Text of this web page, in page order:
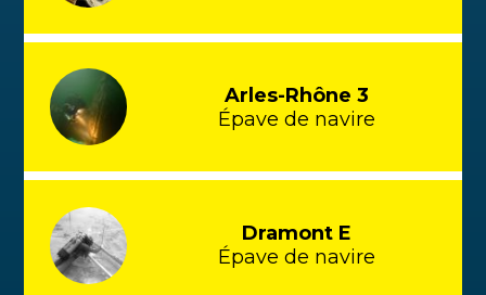
Arles-Rhône 3
Épave de navire
Dramont E
Épave de navire